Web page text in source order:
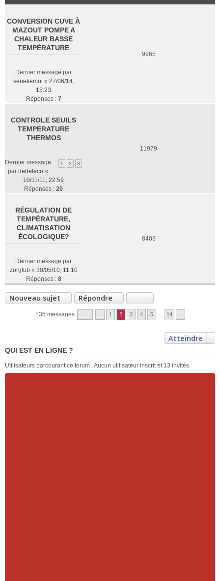
CONVERSION CUVE À
MAZOUT POMPE A
CHALEUR BASSE
TEMPÉRATURE
Dernier message par
senekemoi « 27/06/14,
15:23
Réponses : 7
9965
CONTROLE SEUILS
TEMPERATURE
THERMOS
1 2 3
Dernier message
par dedeleco «
10/11/11, 22:59
Réponses : 20
11979
RÉGULATION DE
TEMPÉRATURE,
CLIMATISATION
ÉCOLOGIQUE?
Dernier message par
zorglub« 30/05/10, 11:10
Réponses : 8
8403
Nouveau sujet Répondre
135 messages 1 2 3 4 5 14
Atteindre
QUI EST EN LIGNE ?
Utilisateurs parcourant ce forum : Aucun utilisateur inscrit et 13 invités